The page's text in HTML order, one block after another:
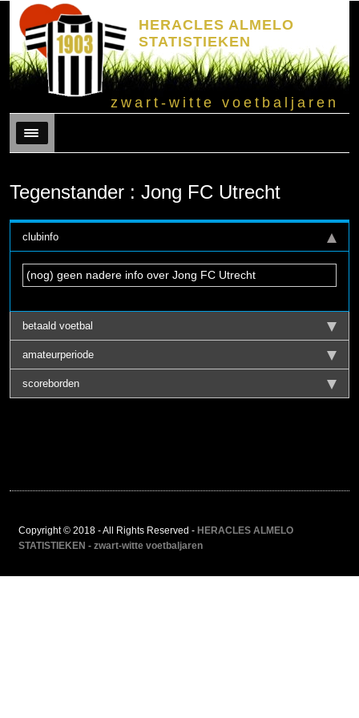
HERACLES ALMELO
STATISTIEKEN
zwart-witte voetbaljaren
Menu
Tegenstander : Jong FC Utrecht
clubinfo
(nog) geen nadere info over Jong FC Utrecht
betaald voetbal
amateurperiode
scoreborden
Copyright © 2018 - All Rights Reserved - HERACLES ALMELO
STATISTIEKEN - zwart-witte voetbaljaren